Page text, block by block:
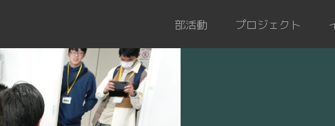
部活動 プロジェクト